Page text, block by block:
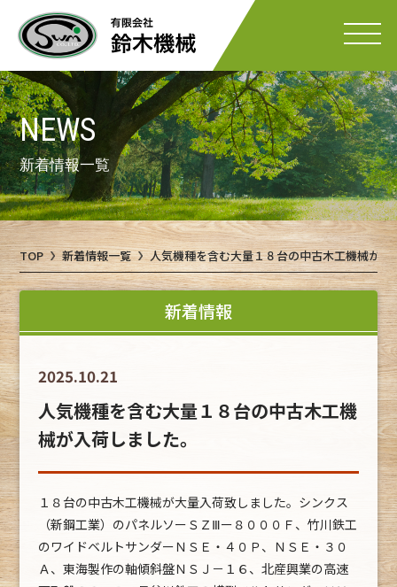
NEWS
新着情報一覧
TOP 新着情報一覧 人気機種を含む大量１８台の中古木工機械が入
新着情報
2025.10.21
人気機種を含む大量１８台の中古木工機
械が入荷しました。
１８台の中古木工機械が大量入荷致しました。シンクス
（新鋼工業）のパネルソーＳＺⅢー８０００Ｆ、竹川鉄工
のワイドベルトサンダーＮＳＥ・４０Ｐ、ＮＳＥ・３０
Ａ、東海製作の軸傾斜盤ＮＳＪ－１６、北産興業の高速